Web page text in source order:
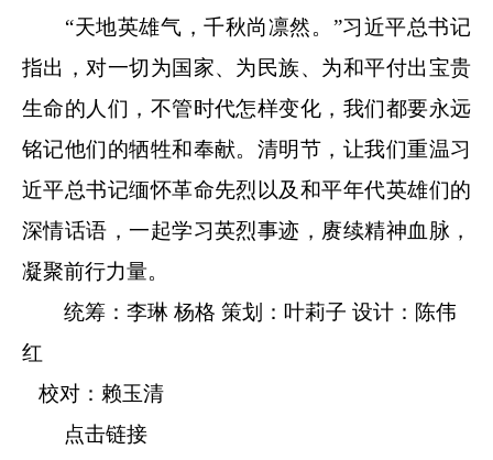
“天地英雄气，千秋尚凛然。”习近平总书记
指出，对一切为国家、为民族、为和平付出宝贵
生命的人们，不管时代怎样变化，我们都要永远
铭记他们的牺牲和奉献。清明节，让我们重温习
近平总书记缅怀革命先烈以及和平年代英雄们的
深情话语，一起学习英烈事迹，赓续精神血脉，
凝聚前行力量。
统筹：李琳 杨格 策划：叶莉子 设计：陈伟
红
校对：赖玉清
点击链接